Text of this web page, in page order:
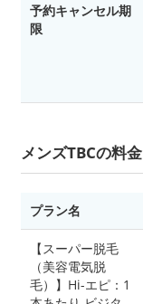
予約キャンセル期
限
メンズTBCの料金
プラン名
【スーパー脱毛
（美容電気脱
毛）】Hi-エピ：1